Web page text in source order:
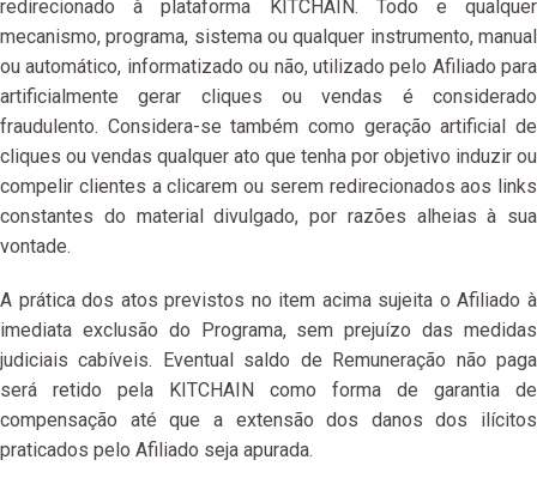
redirecionado à plataforma KITCHAIN. Todo e qualquer
mecanismo, programa, sistema ou qualquer instrumento, manual
ou automático, informatizado ou não, utilizado pelo Afiliado para
artificialmente gerar cliques ou vendas é considerado
fraudulento. Considera-se também como geração artificial de
cliques ou vendas qualquer ato que tenha por objetivo induzir ou
compelir clientes a clicarem ou serem redirecionados aos links
constantes do material divulgado, por razões alheias à sua
vontade.
A prática dos atos previstos no item acima sujeita o Afiliado à
imediata exclusão do Programa, sem prejuízo das medidas
judiciais cabíveis. Eventual saldo de Remuneração não paga
será retido pela KITCHAIN como forma de garantia de
compensação até que a extensão dos danos dos ilícitos
praticados pelo Afiliado seja apurada.